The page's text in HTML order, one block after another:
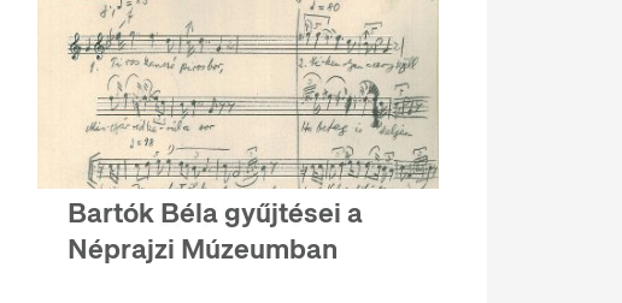
Bartók Béla gyűjtései a
Néprajzi Múzeumban